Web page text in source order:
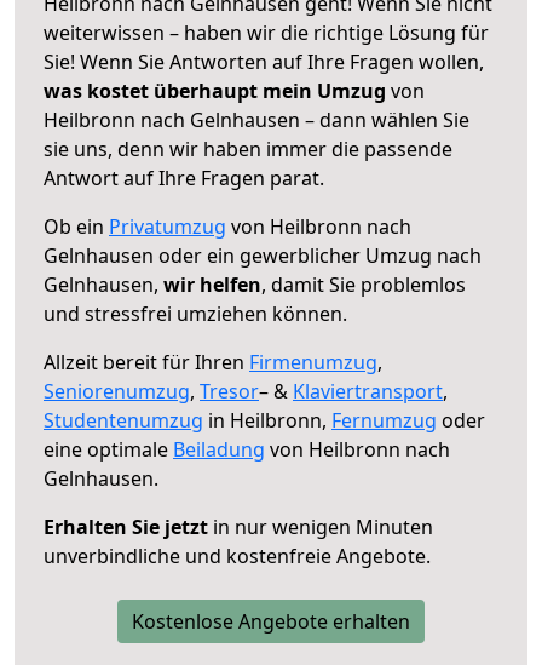
weiterwissen – haben wir die richtige Lösung für
Sie! Wenn Sie Antworten auf Ihre Fragen wollen,
was kostet überhaupt mein Umzug von
Heilbronn nach Gelnhausen – dann wählen Sie
sie uns, denn wir haben immer die passende
Antwort auf Ihre Fragen parat.
Ob ein Privatumzug von Heilbronn nach
Gelnhausen oder ein gewerblicher Umzug nach
Gelnhausen, wir helfen, damit Sie problemlos
und stressfrei umziehen können.
Allzeit bereit für Ihren Firmenumzug,
Seniorenumzug, Tresor– & Klaviertransport,
Studentenumzug in Heilbronn, Fernumzug oder
eine optimale Beiladung von Heilbronn nach
Gelnhausen.
Erhalten Sie jetzt in nur wenigen Minuten
unverbindliche und kostenfreie Angebote.
Kostenlose Angebote erhalten